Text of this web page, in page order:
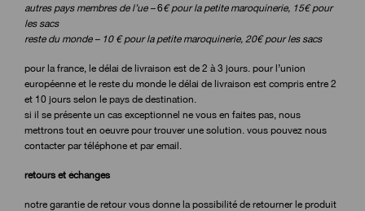
autres pays membres de l’ue –6€ pour la petite maroquinerie, 15€ pour
les sacs
reste du monde – 10 € pour la petite maroquinerie, 20€ pour les sacs
pour la france, le délai de livraison est de 2 à 3 jours. pour l’union
européenne et le reste du monde le délai de livraison est compris entre 2
et 10 jours selon le pays de destination.
si il se présente un cas exceptionnel ne vous en faites pas, nous
mettrons tout en oeuvre pour trouver une solution. vous pouvez nous
contacter par téléphone et par email.
retours et échanges
notre garantie de retour vous donne la possibilité de retourner le produit